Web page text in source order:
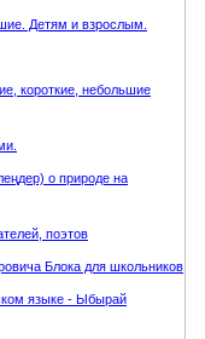
Детям и взрослым.
короткие, небольшие
о природе на
поэтов
Блока для школьников
языке - Ыбырай